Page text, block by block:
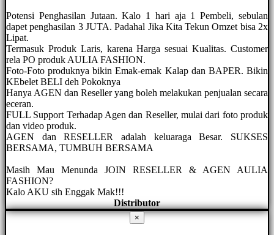
Potensi Penghasilan Jutaan. Kalo 1 hari aja 1 Pembeli, sebulan
dapet penghasilan 3 JUTA. Padahal Jika Kita Tekun Omzet bisa 2x
Lipat.
Termasuk Produk Laris, karena Harga sesuai Kualitas. Customer
rela PO produk AULIA FASHION.
Foto-Foto produknya bikin Emak-emak Kalap dan BAPER. Bikin
KEbelet BELI deh Pokoknya
Hanya AGEN dan Reseller yang boleh melakukan penjualan secara
eceran.
FULL Support Terhadap Agen dan Reseller, mulai dari foto produk
dan video produk.
AGEN dan RESELLER adalah keluaraga Besar. SUKSES
BERSAMA, TUMBUH BERSAMA
Masih Mau Menunda JOIN RESELLER & AGEN AULIA
FASHION?
Kalo AKU sih Enggak Mak!!!
Distributor
×